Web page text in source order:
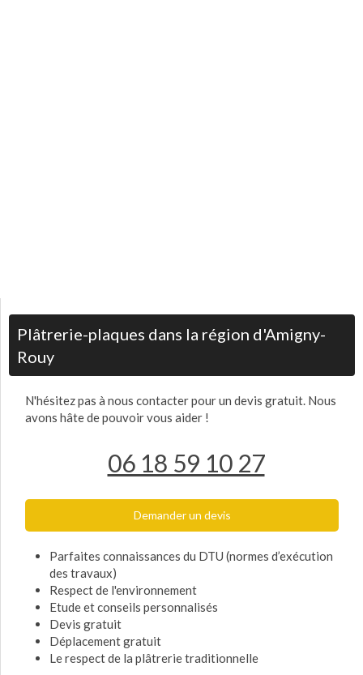
Plâtrerie-plaques dans la région d'Amigny-
Rouy
N'hésitez pas à nous contacter pour un devis gratuit. Nous
avons hâte de pouvoir vous aider !
06 18 59 10 27
Demander un devis
Parfaites connaissances du DTU (normes d’exécution
des travaux)
Respect de l'environnement
Etude et conseils personnalisés
Devis gratuit
Déplacement gratuit
Le respect de la plâtrerie traditionnelle